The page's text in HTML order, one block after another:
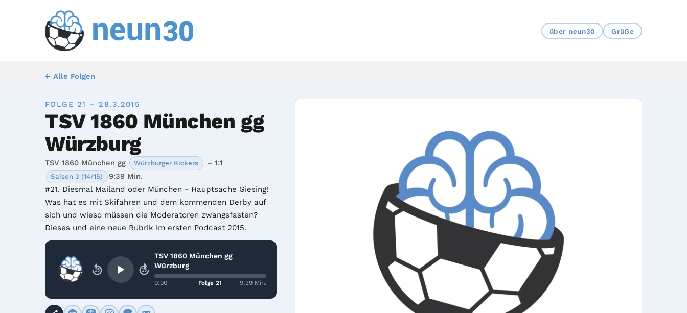
über neun30 Grüße
← Alle Folgen
FOLGE 21 – 28.3.2015
TSV 1860 München gg
Würzburg
TSV 1860 München gg Würzburger Kickers – 1:1
Saison 3 (14/15)
9:39 Min.
#21. Diesmal Mailand oder München - Hauptsache Giesing!
Was hat es mit Skifahren und dem kommenden Derby auf
sich und wieso müssen die Moderatoren zwangsfasten?
Dieses und eine neue Rubrik im ersten Podcast 2015.
15 15
TSV 1860 München gg
Würzburg
0:00 Folge 21 9:39 Min.